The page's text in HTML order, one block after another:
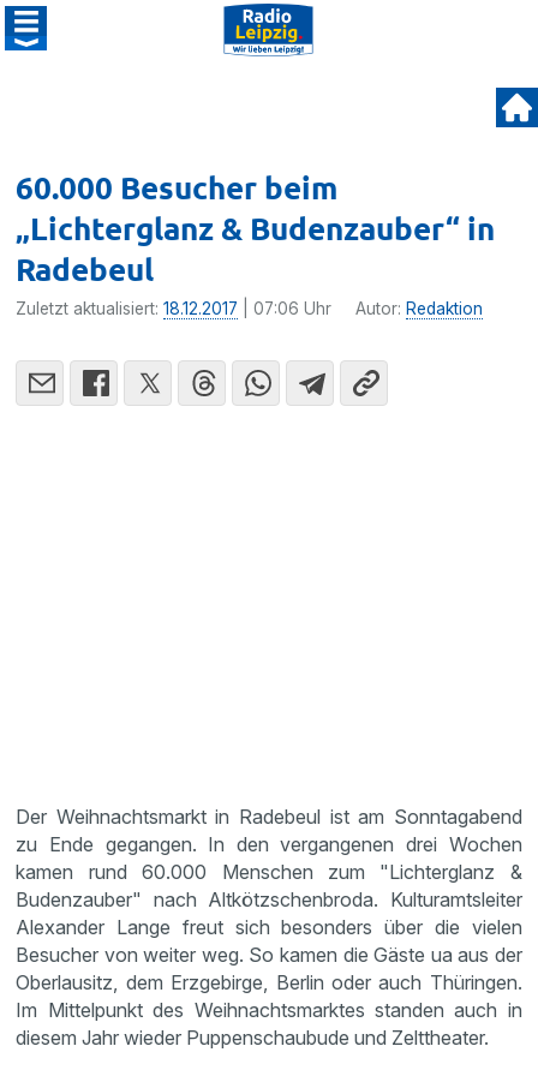
60.000 Besucher beim
„Lichterglanz & Budenzauber“ in
Radebeul
Zuletzt aktualisiert:18.12.2017 | 07:06 Uhr Autor: Redaktion
Der Weihnachtsmarkt in Radebeul ist am Sonntagabend
zu Ende gegangen. In den vergangenen drei Wochen
kamen rund 60.000 Menschen zum "Lichterglanz &
Budenzauber" nach Altkötzschenbroda. Kulturamtsleiter
Alexander Lange freut sich besonders über die vielen
Besucher von weiter weg. So kamen die Gäste ua aus der
Oberlausitz, dem Erzgebirge, Berlin oder auch Thüringen.
Im Mittelpunkt des Weihnachtsmarktes standen auch in
diesem Jahr wieder Puppenschaubude und Zelttheater.